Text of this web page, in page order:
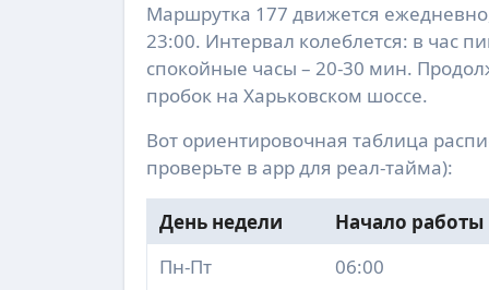
Маршрутка 177 движется
23:00. Интервал колеблется: в час
спокойные часы – 20-30 мин.
пробок на Харьковском шоссе.
Вот ориентировочная таблица
проверьте в app для реал-тайма):
День недели
Начало работы
Пн-Пт
06:00